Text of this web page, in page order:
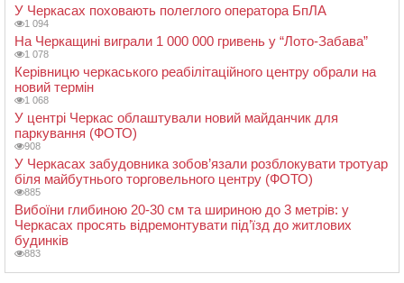
У Черкасах поховають полеглого оператора БпЛА
1 094
На Черкащині виграли 1 000 000 гривень у “Лото-Забава”
1 078
Керівницю черкаського реабілітаційного центру обрали на
новий термін
1 068
У центрі Черкас облаштували новий майданчик для
паркування (ФОТО)
908
У Черкасах забудовника зобов’язали розблокувати тротуар
біля майбутнього торговельного центру (ФОТО)
885
Вибоїни глибиною 20-30 см та шириною до 3 метрів: у
Черкасах просять відремонтувати під’їзд до житлових
будинків
883